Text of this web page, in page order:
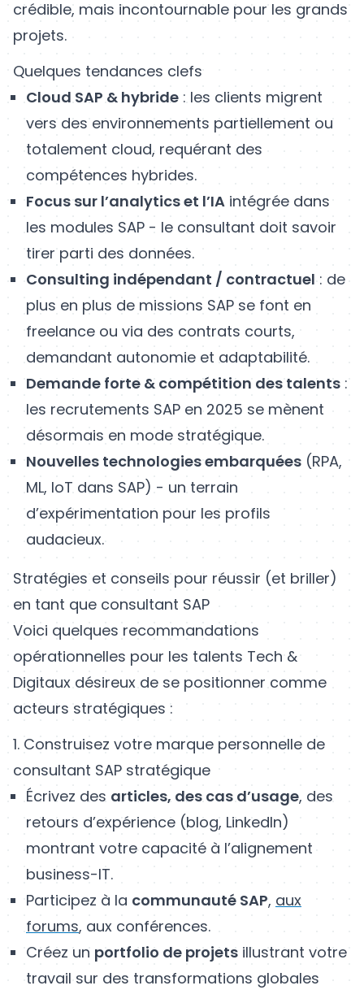
crédible, mais incontournable pour les grands
projets.
Quelques tendances clefs
Cloud SAP & hybride : les clients migrent
vers des environnements partiellement ou
totalement cloud, requérant des
compétences hybrides.
Focus sur l’analytics et l’IA intégrée dans
les modules SAP - le consultant doit savoir
tirer parti des données.
Consulting indépendant / contractuel : de
plus en plus de missions SAP se font en
freelance ou via des contrats courts,
demandant autonomie et adaptabilité.
Demande forte & compétition des talents :
les recrutements SAP en 2025 se mènent
désormais en mode stratégique.
Nouvelles technologies embarquées (RPA,
ML, IoT dans SAP) - un terrain
d’expérimentation pour les profils
audacieux.
Stratégies et conseils pour réussir (et briller)
en tant que consultant SAP
Voici quelques recommandations
opérationnelles pour les talents Tech &
Digitaux désireux de se positionner comme
acteurs stratégiques :
1. Construisez votre marque personnelle de
consultant SAP stratégique
Écrivez des articles, des cas d’usage, des
retours d’expérience (blog, LinkedIn)
montrant votre capacité à l’alignement
business-IT.
Participez à la communauté SAP, aux
forums, aux conférences.
Créez un portfolio de projets illustrant votre
travail sur des transformations globales